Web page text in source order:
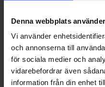
Denna webbplats
Vi använder
och annonserna till
för sociala medier och
vidarebefordrar även
information från din enhet
Wrigleys Extra
Bubblemint 29g
21.67 kr 16 kr